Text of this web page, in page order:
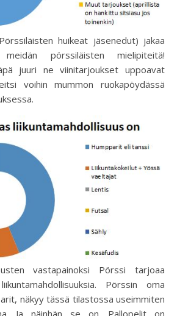
huikeat jäsenedut) jakaa
pörssiläisten mielipiteitä!
juuri ne viinitarjoukset uppoavat
voihin mummon ruokapöydässä
vastapainoksi Pörssi tarjoaa
Pörssin oma
näkyy tässä tilastossa useimmiten